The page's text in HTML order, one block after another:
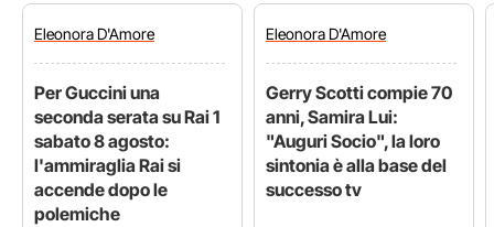
EleonoraD'Amore
Per Guccini una
seconda serata su Rai 1
sabato 8 agosto:
l'ammiraglia Rai si
accende dopo le
polemiche
EleonoraD'Amore
Gerry Scotti compie 70
anni, Samira Lui:
"Auguri Socio", la loro
sintonia è alla base del
successo tv